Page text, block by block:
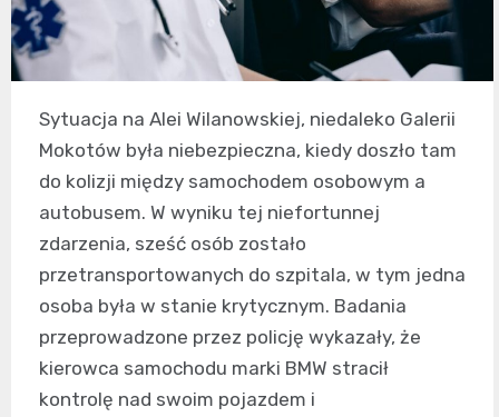
Sytuacja na Alei Wilanowskiej, niedaleko Galerii
Mokotów była niebezpieczna, kiedy doszło tam
do kolizji między samochodem osobowym a
autobusem. W wyniku tej niefortunnej
zdarzenia, sześć osób zostało
przetransportowanych do szpitala, w tym jedna
osoba była w stanie krytycznym. Badania
przeprowadzone przez policję wykazały, że
kierowca samochodu marki BMW stracił
kontrolę nad swoim pojazdem i